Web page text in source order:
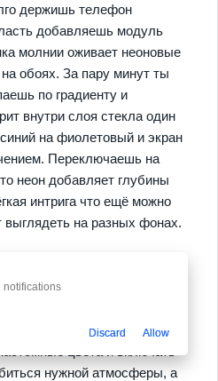
держишь телефон
добавляешь модуль
молнии оживает неоновые
обоях. За пару минут ты
по градиенту и
внутри слоя стекла один
на фиолетовый и экран
Переключаешь на
неон добавляет глубины
интрига что ещё можно
выглядеть на разных фонах.
позволяет легко
от полос до кругов где
под светлый и тёмный
можно настраивать
цвета и включать
нужной атмосферы, а
notifications
Discard Allow